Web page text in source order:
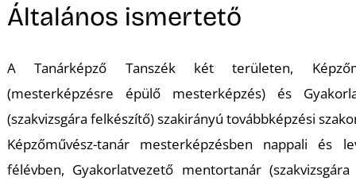
Általános ismertető
A Tanárképző Tanszék két területen,
(mesterképzésre épülő mesterképzés) és
(szakvizsgára felkészítő) szakirányú továbbképzési
Képzőművész-tanár mesterképzésben nappali és
félévben, Gyakorlatvezető mentortanár